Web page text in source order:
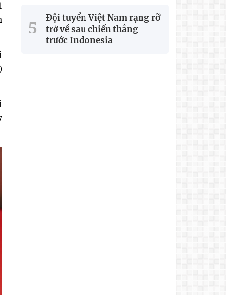
Đội tuyển Việt Nam rạng rỡ
trở về sau chiến thắng
trước Indonesia